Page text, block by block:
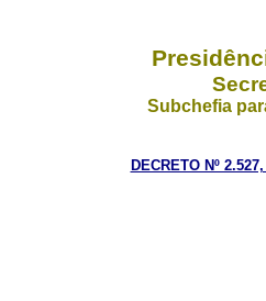
Subchefia
DECRETO Nº